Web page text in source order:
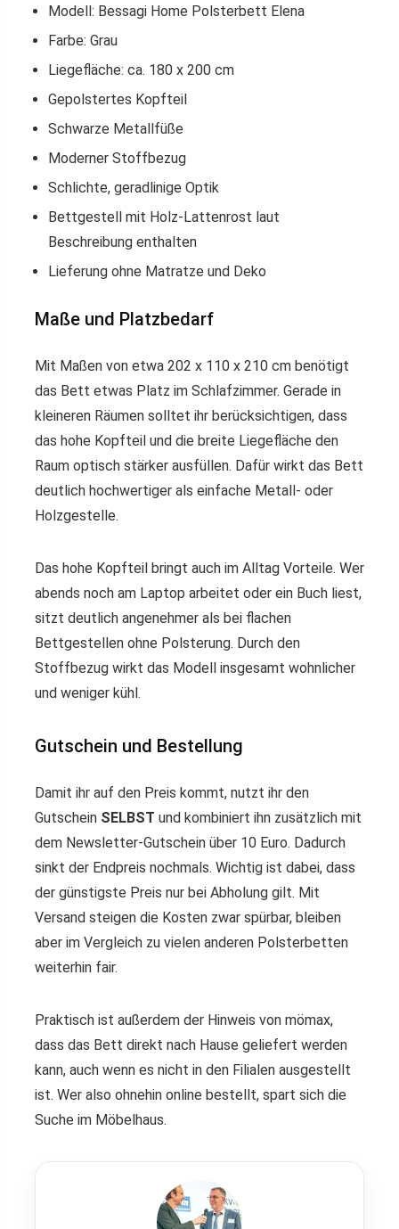
Modell: Bessagi Home Polsterbett Elena
Farbe: Grau
Liegefläche: ca. 180 x 200 cm
Gepolstertes Kopfteil
Schwarze Metallfüße
Moderner Stoffbezug
Schlichte, geradlinige Optik
Bettgestell mit Holz-Lattenrost laut
Beschreibung enthalten
Lieferung ohne Matratze und Deko
Maße und Platzbedarf
Mit Maßen von etwa 202 x 110 x 210 cm benötigt
das Bett etwas Platz im Schlafzimmer. Gerade in
kleineren Räumen solltet ihr berücksichtigen, dass
das hohe Kopfteil und die breite Liegefläche den
Raum optisch stärker ausfüllen. Dafür wirkt das Bett
deutlich hochwertiger als einfache Metall- oder
Holzgestelle.
Das hohe Kopfteil bringt auch im Alltag Vorteile. Wer
abends noch am Laptop arbeitet oder ein Buch liest,
sitzt deutlich angenehmer als bei flachen
Bettgestellen ohne Polsterung. Durch den
Stoffbezug wirkt das Modell insgesamt wohnlicher
und weniger kühl.
Gutschein und Bestellung
Damit ihr auf den Preis kommt, nutzt ihr den
Gutschein SELBST und kombiniert ihn zusätzlich mit
dem Newsletter-Gutschein über 10 Euro. Dadurch
sinkt der Endpreis nochmals. Wichtig ist dabei, dass
der günstigste Preis nur bei Abholung gilt. Mit
Versand steigen die Kosten zwar spürbar, bleiben
aber im Vergleich zu vielen anderen Polsterbetten
weiterhin fair.
Praktisch ist außerdem der Hinweis von mömax,
dass das Bett direkt nach Hause geliefert werden
kann, auch wenn es nicht in den Filialen ausgestellt
ist. Wer also ohnehin online bestellt, spart sich die
Suche im Möbelhaus.